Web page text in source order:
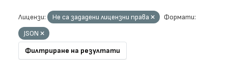
Лицензи: Не са зададени лицензни права
Формати:
JSON
Филтриране на резултати